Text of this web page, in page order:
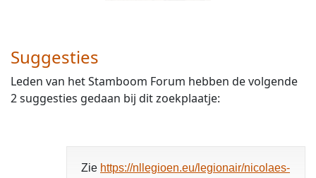
Suggesties
Leden van het Stamboom Forum hebben de volgende
2 suggesties gedaan bij dit zoekplaatje:
Zie https://nllegioen.eu/legionair/nicolaes-